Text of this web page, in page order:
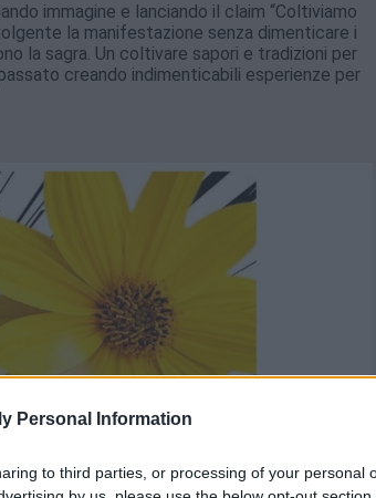
Personal Information
to third parties, or processing of your personal
immagine e lanciando il claim “Coltiviamo
la manifestazione senza dimenticare i
la sagra. Un coltivare sapori e tradizioni per
creando indimenticabili esperienze per